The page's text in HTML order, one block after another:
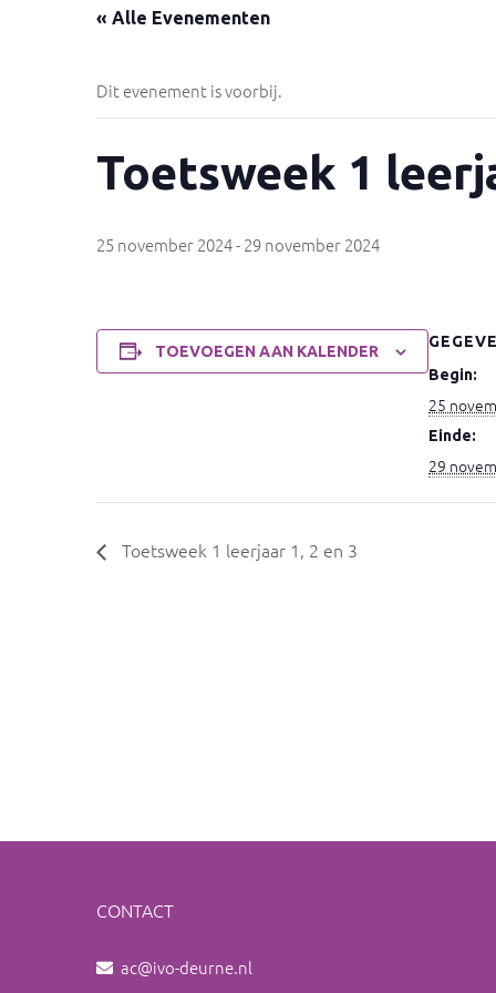
« Alle Evenementen
Dit evenement is voorbij.
Toetsweek 1
25 november 2024-29 november 2024
TOEVOEGEN AAN KALENDER
Begin:
25
Einde:
29
Toetsweek 1 leerjaar 1, 2 en 3
CONTACT
ac@ivo-deurne.nl